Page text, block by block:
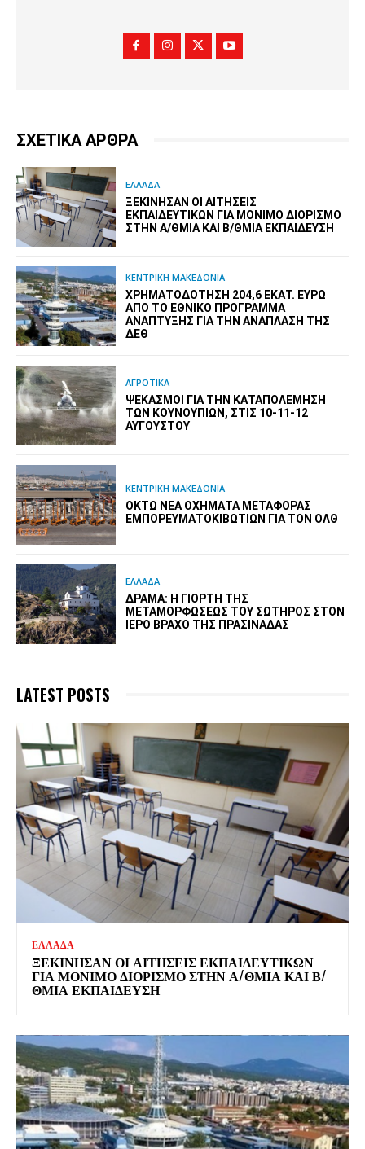
ΣΧΕΤΙΚΑ ΑΡΘΡΑ
ΕΛΛΑΔΑ
ΞΕΚΊΝΗΣΑΝ ΟΙ ΑΙΤΉΣΕΙΣ
ΕΚΠΑΙΔΕΥΤΙΚΏΝ ΓΙΑ ΜΌΝΙΜΟ ΔΙΟΡΙΣΜΌ
ΣΤΗΝ Α/ΘΜΙΑ ΚΑΙ Β/ΘΜΙΑ ΕΚΠΑΊΔΕΥΣΗ
ΚΕΝΤΡΙΚΗ ΜΑΚΕΔΟΝΙΑ
ΧΡΗΜΑΤΟΔΌΤΗΣΗ 204,6 ΕΚΑΤ. ΕΥΡΏ
ΑΠΌ ΤΟ ΕΘΝΙΚΌ ΠΡΌΓΡΑΜΜΑ
ΑΝΆΠΤΥΞΗΣ ΓΙΑ ΤΗΝ ΑΝΆΠΛΑΣΗ ΤΗΣ
ΔΕΘ
ΑΓΡΟΤΙΚΑ
ΨΕΚΑΣΜΟΊ ΓΙΑ ΤΗΝ ΚΑΤΑΠΟΛΈΜΗΣΗ
ΤΩΝ ΚΟΥΝΟΥΠΙΏΝ, ΣΤΙΣ 10-11-12
ΑΥΓΟΎΣΤΟΥ
ΚΕΝΤΡΙΚΗ ΜΑΚΕΔΟΝΙΑ
ΟΚΤΏ ΝΈΑ ΟΧΉΜΑΤΑ ΜΕΤΑΦΟΡΆΣ
ΕΜΠΟΡΕΥΜΑΤΟΚΙΒΩΤΊΩΝ ΓΙΑ ΤΟΝ ΟΛΘ
ΕΛΛΑΔΑ
ΔΡΆΜΑ: Η ΓΙΟΡΤΉ ΤΗΣ
ΜΕΤΑΜΟΡΦΏΣΕΩΣ ΤΟΥ ΣΩΤΉΡΟΣ ΣΤΟΝ
ΙΕΡΌ ΒΡΆΧΟ ΤΗΣ ΠΡΑΣΙΝΆΔΑΣ
LATEST POSTS
ΕΛΛΑΔΑ
ΞΕΚΊΝΗΣΑΝ ΟΙ ΑΙΤΉΣΕΙΣ ΕΚΠΑΙΔΕΥΤΙΚΏΝ
ΓΙΑ ΜΌΝΙΜΟ ΔΙΟΡΙΣΜΌ ΣΤΗΝ Α/ΘΜΙΑ ΚΑΙ Β/
ΘΜΙΑ ΕΚΠΑΊΔΕΥΣΗ